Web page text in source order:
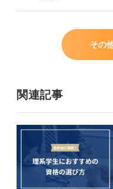
その
関連記事